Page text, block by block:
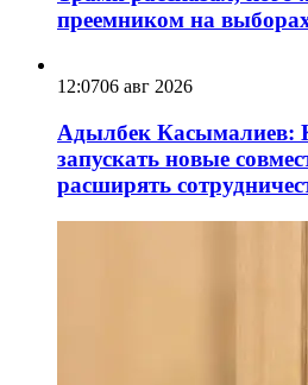
преемником на
12:0706 авг 2026
Адылбек Касымалиев:
запускать новые
расширять